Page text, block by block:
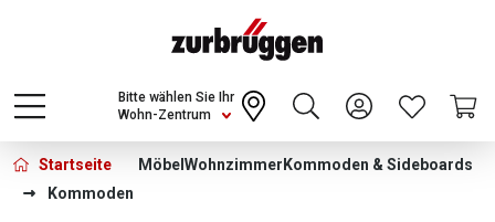
Choose a different country or region to see
content for your location and shop online
CONTINUE
Wohn-Zentrum
Bitte wählen Sie Ihr
Startseite Möbel Wohnzimmer Kommoden & Sideboards
Kommoden